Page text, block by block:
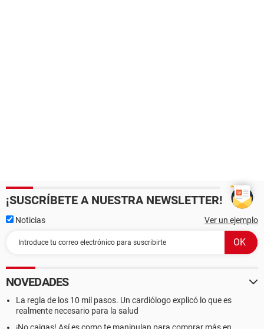
¡SUSCRÍBETE A NUESTRA NEWSLETTER!
Noticias Ver un ejemplo
NOVEDADES
La regla de los 10 mil pasos. Un cardiólogo explicó lo que es
realmente necesario para la salud